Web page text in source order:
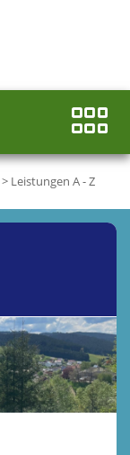
> Leistungen A - Z